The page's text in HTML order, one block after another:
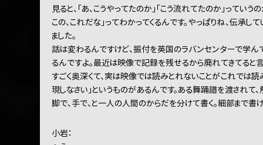
見ると、「あ、こうやってたのか」「こう流れてたのか」ってい
この、これだな」ってわかってくるんです。やっぱりね、伝承
ました。
話は変わるんですけど、振付を英国のラバンセンターで学ん
るんですよ。最近は映像で記録を残せるから廃れてきてると
すごく奥深くて、実は映像では読みとれないことがこれでは
現しなさい」というものがあるんです。ある舞踊譜を渡されて
脚で、手で、と一人の人間のからだを分けて書く。細部まで書
小岩：